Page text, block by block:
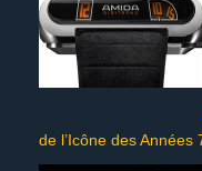
de l’Icône des Années